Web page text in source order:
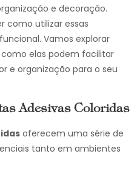
e decoração.
como utilizar essas
Vamos explorar
elas podem facilitar
e organização para o seu
Adesivas Coloridas
oferecem uma série de
tanto em ambientes